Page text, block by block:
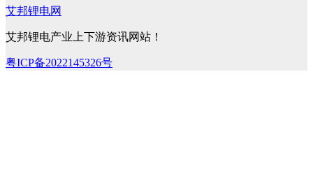
艾邦锂电网
艾邦锂电产业上下游资讯网站！
粤ICP备2022145326号